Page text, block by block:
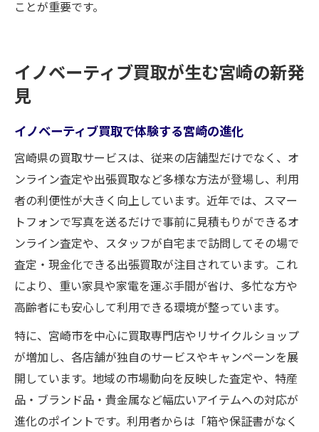
ことが重要です。
イノベーティブ買取が生む宮崎の新発
見
イノベーティブ買取で体験する宮崎の進化
宮崎県の買取サービスは、従来の店舗型だけでなく、オ
ンライン査定や出張買取など多様な方法が登場し、利用
者の利便性が大きく向上しています。近年では、スマー
トフォンで写真を送るだけで事前に見積もりができるオ
ンライン査定や、スタッフが自宅まで訪問してその場で
査定・現金化できる出張買取が注目されています。これ
により、重い家具や家電を運ぶ手間が省け、多忙な方や
高齢者にも安心して利用できる環境が整っています。
特に、宮崎市を中心に買取専門店やリサイクルショップ
が増加し、各店舗が独自のサービスやキャンペーンを展
開しています。地域の市場動向を反映した査定や、特産
品・ブランド品・貴金属など幅広いアイテムへの対応が
進化のポイントです。利用者からは「箱や保証書がなく